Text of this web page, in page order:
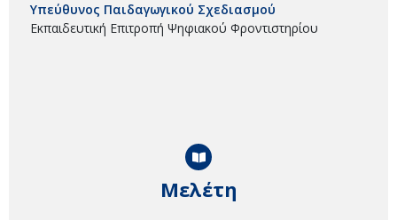
Μελέτη
Υπεύθυνος Παιδαγωγικού Σχεδιασμού
Εκπαιδευτική Επιτροπή Ψηφιακού Φροντιστηρίου